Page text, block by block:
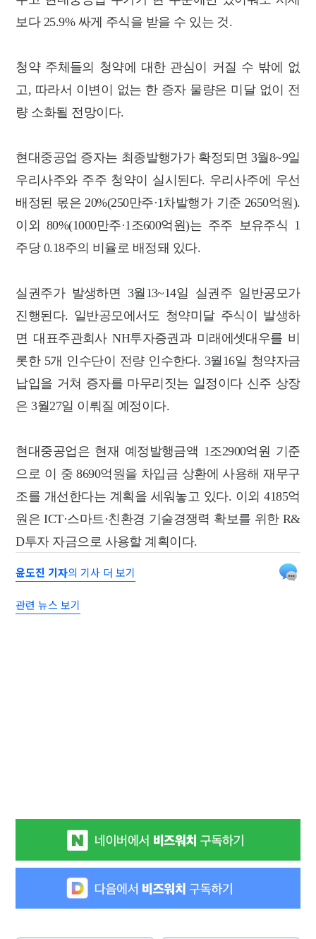
보다 25.9% 싸게 주식을 받을 수 있는 것.
청약 주체들의 청약에 대한 관심이 커질 수 밖에 없
고, 따라서 이변이 없는 한 증자 물량은 미달 없이 전
량 소화될 전망이다.
현대중공업 증자는 최종발행가가 확정되면 3월8~9일
우리사주와 주주 청약이 실시된다. 우리사주에 우선
배정된 몫은 20%(250만주·1차발행가 기준 2650억원).
이외 80%(1000만주·1조600억원)는 주주 보유주식 1
주당 0.18주의 비율로 배정돼 있다.
실권주가 발생하면 3월13~14일 실권주 일반공모가
진행된다. 일반공모에서도 청약미달 주식이 발생하
면 대표주관회사 NH투자증권과 미래에셋대우를 비
롯한 5개 인수단이 전량 인수한다. 3월16일 청약자금
납입을 거쳐 증자를 마무리짓는 일정이다 신주 상장
은 3월27일 이뤄질 예정이다.
현대중공업은 현재 예정발행금액 1조2900억원 기준
으로 이 중 8690억원을 차입금 상환에 사용해 재무구
조를 개선한다는 계획을 세워놓고 있다. 이외 4185억
원은 ICT·스마트·친환경 기술경쟁력 확보를 위한 R&
D투자 자금으로 사용할 계획이다.
윤도진 기자의 기사 더 보기
관련 뉴스 보기